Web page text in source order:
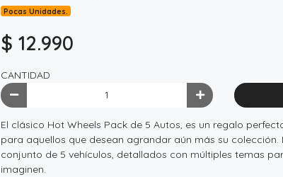
Pocas Unidades.
$ 12.990
CANTIDAD
El clásico Hot Wheels Pack de 5 Autos, es un regalo
para aquellos que desean agrandar aún más su
conjunto de 5 vehículos, detallados con múltiples temas
imaginen.